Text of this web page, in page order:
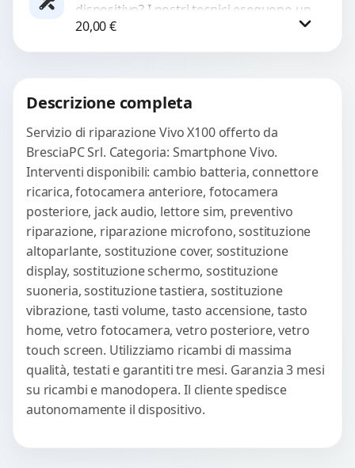
WhatsApp
dispositivo? I nostri tecnici eseguono un
check-up completo con strumenti
avanzati per...
20,00€
Descrizione completa
Servizio di riparazione Vivo X100 offerto da
BresciaPC Srl. Categoria: Smartphone Vivo.
Interventi disponibili: cambio batteria, connettore
ricarica, fotocamera anteriore, fotocamera
posteriore, jack audio, lettore sim, preventivo
riparazione, riparazione microfono, sostituzione
altoparlante, sostituzione cover, sostituzione
display, sostituzione schermo, sostituzione
suoneria, sostituzione tastiera, sostituzione
vibrazione, tasti volume, tasto accensione, tasto
home, vetro fotocamera, vetro posteriore, vetro
touch screen. Utilizziamo ricambi di massima
qualità, testati e garantiti tre mesi. Garanzia 3 mesi
su ricambi e manodopera. Il cliente spedisce
autonomamente il dispositivo.